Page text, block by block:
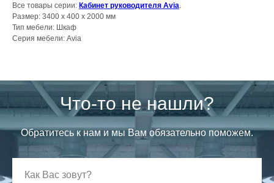
Все товары серии: Кабинет руководителя Avia.
Размер: 3400 x 400 x 2000 мм
Тип мебели: Шкаф
Серия мебели: Avia
Что-то не нашли?
Обратитесь к нам и мы Вам обязательно поможем.